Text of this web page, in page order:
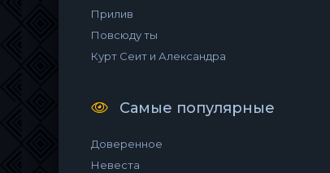
Прилив
Повсюду ты
Курт Сеит и Александра
Самые популярные
Доверенное
Невеста